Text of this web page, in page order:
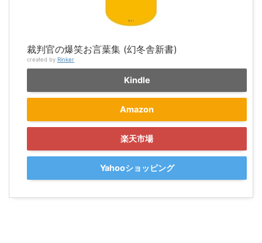
裁判官の爆笑お言葉集 (幻冬舎新書)
created by Rinker
Kindle
Amazon
楽天市場
Yahooショッピング